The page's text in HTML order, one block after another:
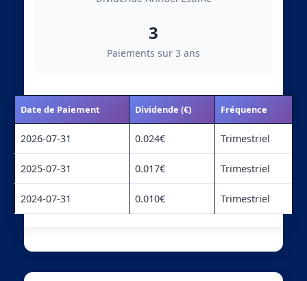
3
Paiements sur 3 ans
Date de Paiement Dividende (€) Fréquence
2026-07-31 0.024€ Trimestriel
2025-07-31 0.017€ Trimestriel
2024-07-31 0.010€ Trimestriel